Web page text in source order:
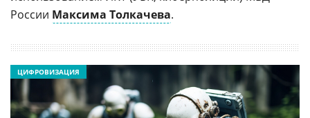
России Максима Толкачева.
ЦИФРОВИЗАЦИЯ